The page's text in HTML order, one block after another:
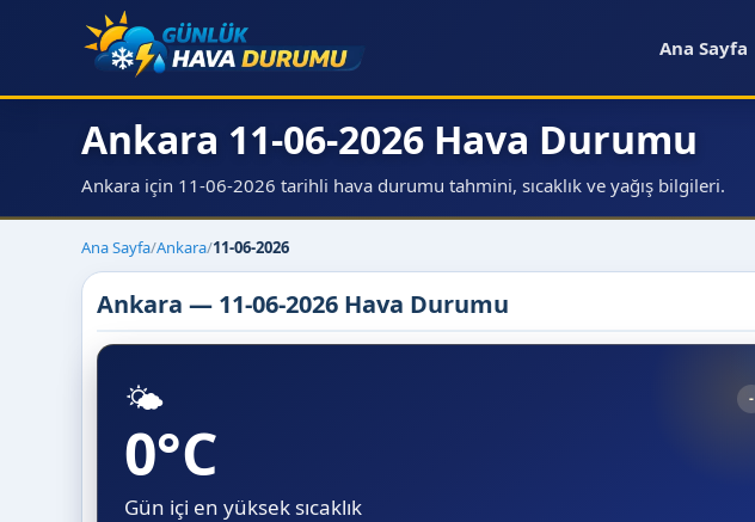
Ana Sayfa
Ankara 11-06-2026 Hava Durumu
Ankara için 11-06-2026 tarihli hava durumu tahmini, sıcaklık ve yağış bilgileri.
Ana Sayfa/Ankara/11-06-2026
Ankara — 11-06-2026 Hava Durumu
🌤️ -
0°C
Gün içi en yüksek sıcaklık